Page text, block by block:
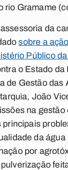
rio Gramame
da
sobre a
Público
o Estado da
de Gestão das
João
na gestão
principais
da
por